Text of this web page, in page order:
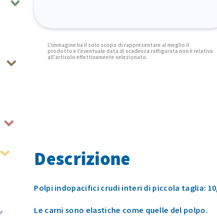
Descrizione
Polpi indopacifici crudi interi di piccola taglia:
Le carni sono elastiche come quelle del polpo.